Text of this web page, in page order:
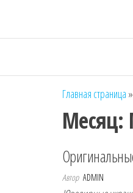
Главная страница »
Месяц:
Автор ADMIN